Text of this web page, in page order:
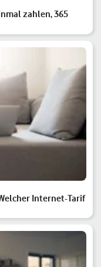
zahlen, 365
Internet-Tarif